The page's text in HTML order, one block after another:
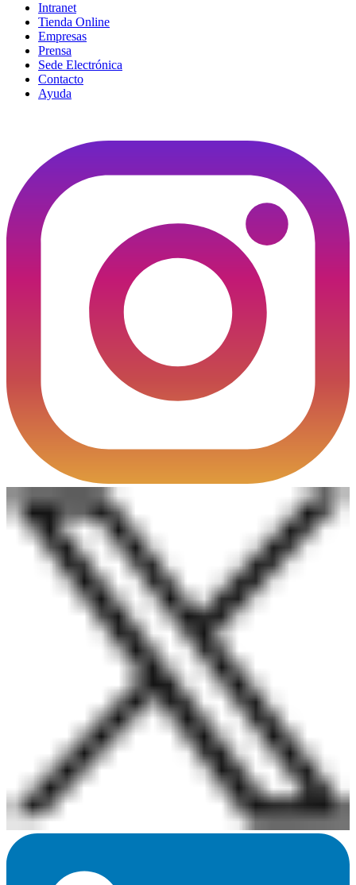
Intranet
Tienda Online
Empresas
Prensa
Sede Electrónica
Contacto
Ayuda